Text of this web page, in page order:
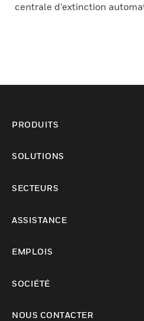
centrale d’extinction
PRODUITS
SOLUTIONS
SECTEURS
ASSISTANCE
EMPLOIS
SOCIÉTÉ
NOUS CONTACTER